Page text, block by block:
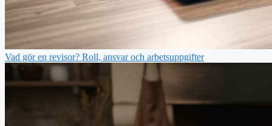
Vad gör en revisor? Roll, ansvar och arbetsuppgifter